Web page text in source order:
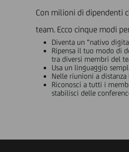
Con milioni di dipendenti
team. Ecco cinque modi
Diventa un “nativo
Ripensa il tuo modo di
tra diversi membri del
Usa un linguaggio
Nelle riunioni a distanza
Riconosci a tutti i
stabilisci delle